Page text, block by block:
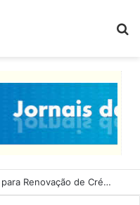
Lucas Ribeiro inspeciona obras da última etapa do Centro de Convenções